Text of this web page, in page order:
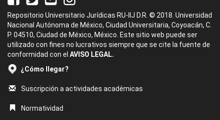
Repositorio Universitario Jurídicas RU-IIJ D.R. © 2018. Universidad
Nacional Autónoma de México, Ciudad Universitaria, Coyoacán, C.
P. 04510, Ciudad de México, México. Este sitio web puede ser
utilizado con fines no lucrativos siempre que se cite la fuente de
conformidad con el AVISO LEGAL.
¿Cómo llegar?
Suscripción a actividades académicas
Normatividad